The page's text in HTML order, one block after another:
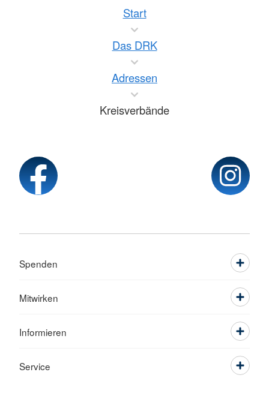
Start
Das DRK
Adressen
Kreisverbände
Spenden
Mitwirken
Informieren
Service